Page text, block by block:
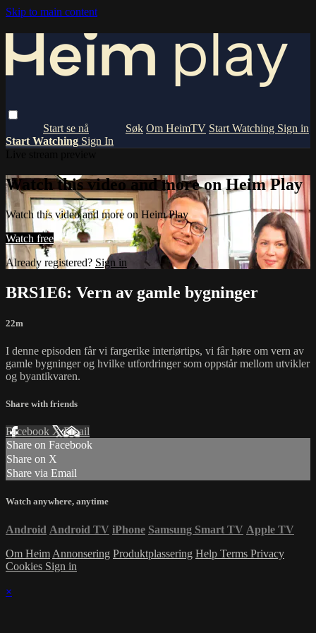
Skip to main content
Om HeimTV Start Watching Sign in
Start Watching Sign In
Watch this video and more on Heim Play
Watch this video and more on Heim Play
Watch free
Already registered? Sign in
BRS1E6: Vern av gamle bygninger
22m
I denne episoden får vi fargerike interiørtips, vi får høre om vern av
gamle bygninger og hvilke utfordringer som oppstår mellom utvikler
og byantikvaren.
Share with friends
Facebook XEmail
Share on Facebook
Share on X
Share via Email
Watch anywhere, anytime
Android Android TV iPhone Samsung Smart TV Apple TV
Om Heim Annonsering Produktplassering Help Terms Privacy
Cookies Sign in
×